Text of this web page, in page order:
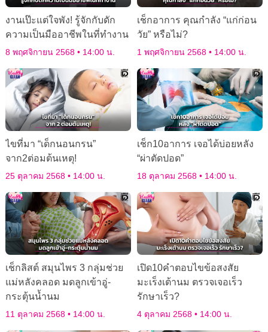
งานเป๊ะแต่ใจพัง! รู้จักกับดัก
ความเป็นมืออาชีพในที่ทำงาน
8 พฤศจิกายน 2568 14:00 น.
เช็กอาการ คุณกำลัง “แก่ก่อน
วัย” หรือไม่?
1 พฤศจิกายน 2568 14:00 น.
ไขที่มา “เด็กนอนกรน”
จาก2ต่อมต้นเหตุ!
25 ตุลาคม 2568 14:00 น.
เช็ก10อาการ เจอได้บ่อยหลัง
“ผ่าตัดปอด”
18 ตุลาคม 2568 14:00 น.
เช็กลิสต์ สมุนไพร 3 กลุ่มช่วย
แม่หลังคลอด มดลูกเข้าอู่-
กระตุ้นน้ำนม
11 ตุลาคม 2568 14:00 น.
เปิด10คำตอบไขข้อสงสัย
มะเร็งเต้านม ตรวจเจอเร็ว
รักษาเร็ว?
4 ตุลาคม 2568 14:00 น.